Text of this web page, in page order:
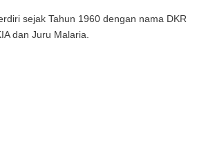
sejak Tahun 1960 dengan nama DKR
dan Juru Malaria.